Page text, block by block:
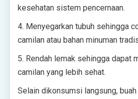
kesehatan sistem pencernaan.
4. Menyegarkan tubuh sehingga
camilan atau bahan minuman
5. Rendah lemak sehingga dapat
camilan yang lebih sehat.
Selain dikonsumsi langsung,